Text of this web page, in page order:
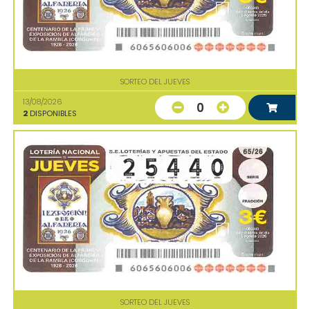
SORTEO DEL JUEVES
13/08/2026
2 DISPONIBLES 0
SORTEO DEL JUEVES